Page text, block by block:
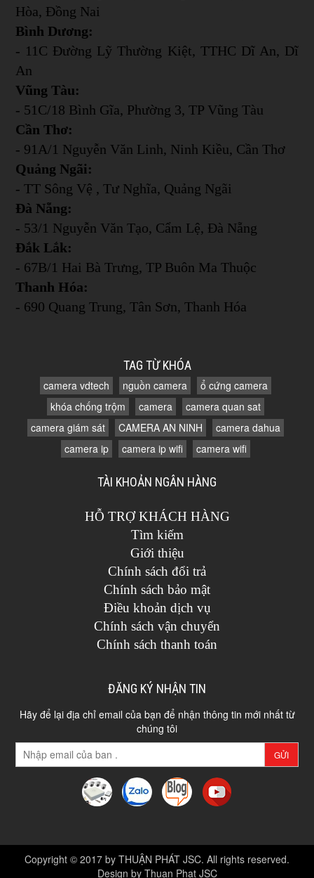
Hòa, Đồng Nai
Bình Dương:
- 11C Đường Lỹ Thường Kiệt, TTHC Dĩ An, Dĩ
An
Vũng Tàu:
- 51C/18 Bình Gĩa, Phường 3, TP Vũng Tàu
Cần Thơ:
- 91A/1 Nguyễn Văn Linh, Ninh Kiều, Cần Thơ
Quảng Ngãi:
- TT Sông Vệ , Tư Nghĩa, Quảng Ngãi
Đà Nẵng:
- 53/1 Nguyễn Văn Tạo, Cẩm Lệ, Đà Nẵng
Đắk Lắk:
- 67B/1 Hai Bà Trưng, TP Buôn Ma Thuộc
Thanh Hóa:
- 690 Quang Trung, Tân Sơn, Thanh Hóa
TAG TỪ KHÓA
camera vdtech nguồn camera
ổ cứng camera
khóa chống trộm
camera
camera quan sat
camera giám sát
CAMERA AN NINH
camera dahua
camera ip
camera ip wifi camera wifi
TÀI KHOẢN NGÂN HÀNG
HỖ TRỢ KHÁCH HÀNG
Tìm kiếm
Giới thiệu
Chính sách đổi trả
Chính sách bảo mật
Điều khoản dịch vụ
Chính sách vận chuyển
Chính sách thanh toán
ĐĂNG KÝ NHẬN TIN
Hãy để lại địa chỉ email của bạn để nhận thông tin mới nhất từ
chúng tôi
GỬI
Copyright © 2017 by THUẬN PHÁT JSC. All rights reserved.
Design by Thuan Phat JSC